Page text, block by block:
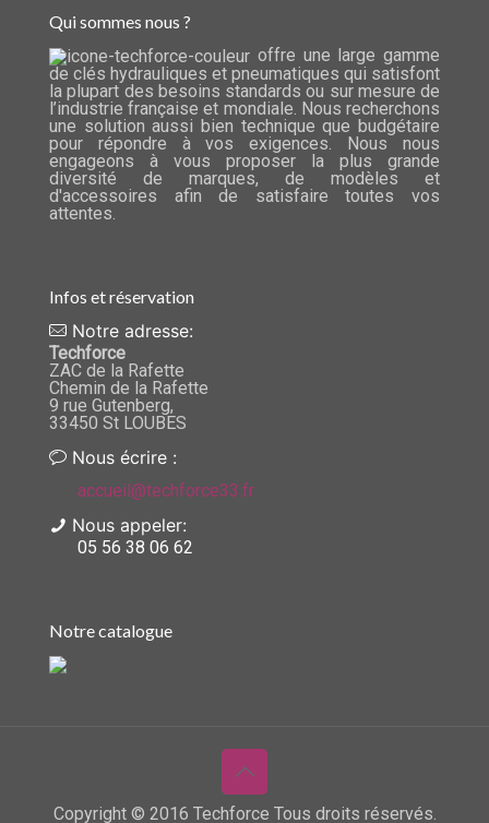
Qui sommes nous ?
offre une large gamme
de clés hydrauliques et pneumatiques qui satisfont
la plupart des besoins standards ou sur mesure de
l’industrie française et mondiale. Nous recherchons
une solution aussi bien technique que budgétaire
pour répondre à vos exigences. Nous nous
engageons à vous proposer la plus grande
diversité de marques, de modèles et
d'accessoires afin de satisfaire toutes vos
attentes.
Infos et réservation
Notre adresse:
Techforce
ZAC de la Rafette
Chemin de la Rafette
9 rue Gutenberg,
33450 St LOUBES
Nous écrire :
accueil@techforce33.fr
Nous appeler:
05 56 38 06 62
Notre catalogue
Copyright © 2016 Techforce Tous droits réservés.